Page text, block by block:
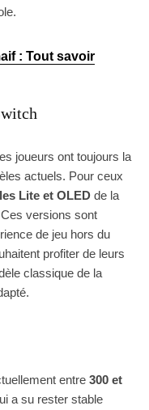
: Tout savoir
joueurs ont toujours la
actuels. Pour ceux
Lite et OLED de la
versions sont
de jeu hors du
profiter de leurs
classique de la
entre 300 et
a su rester stable